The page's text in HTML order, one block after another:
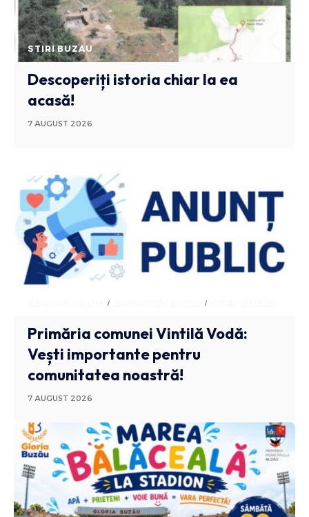
STIRI BUZAU
Descoperiți istoria chiar la ea
acasă!
7 AUGUST 2026
ADMINISTRATIV ANUNTURI BUZAU
Primăria comunei Vintilă Vodă:
Vești importante pentru
comunitatea noastră!
7 AUGUST 2026